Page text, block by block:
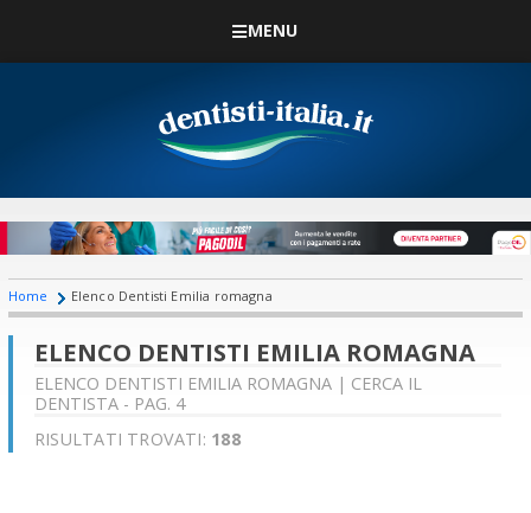
MENU
Home Elenco Dentisti Emilia romagna
ELENCO DENTISTI EMILIA ROMAGNA
ELENCO DENTISTI EMILIA ROMAGNA | CERCA IL
DENTISTA - PAG. 4
RISULTATI TROVATI: 188